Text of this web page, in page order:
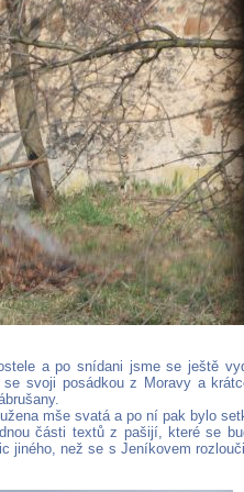
a po snídani jsme se ještě
svoji posádkou z Moravy a
mše svatá a po ní pak bylo
části textů z pašijí, které se
jiného, než se s Jeníkovem